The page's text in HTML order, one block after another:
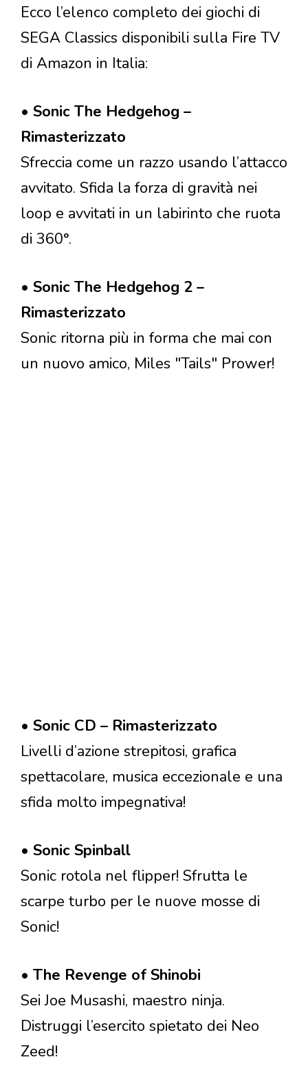
Ecco l’elenco completo dei giochi di
SEGA Classics disponibili sulla Fire TV
di Amazon in Italia:
• Sonic The Hedgehog –
Rimasterizzato
Sfreccia come un razzo usando l’attacco
avvitato. Sfida la forza di gravità nei
loop e avvitati in un labirinto che ruota
di 360°.
• Sonic The Hedgehog 2 –
Rimasterizzato
Sonic ritorna più in forma che mai con
un nuovo amico, Miles "Tails" Prower!
• Sonic CD – Rimasterizzato
Livelli d’azione strepitosi, grafica
spettacolare, musica eccezionale e una
sfida molto impegnativa!
• Sonic Spinball
Sonic rotola nel flipper! Sfrutta le
scarpe turbo per le nuove mosse di
Sonic!
• The Revenge of Shinobi
Sei Joe Musashi, maestro ninja.
Distruggi l’esercito spietato dei Neo
Zeed!